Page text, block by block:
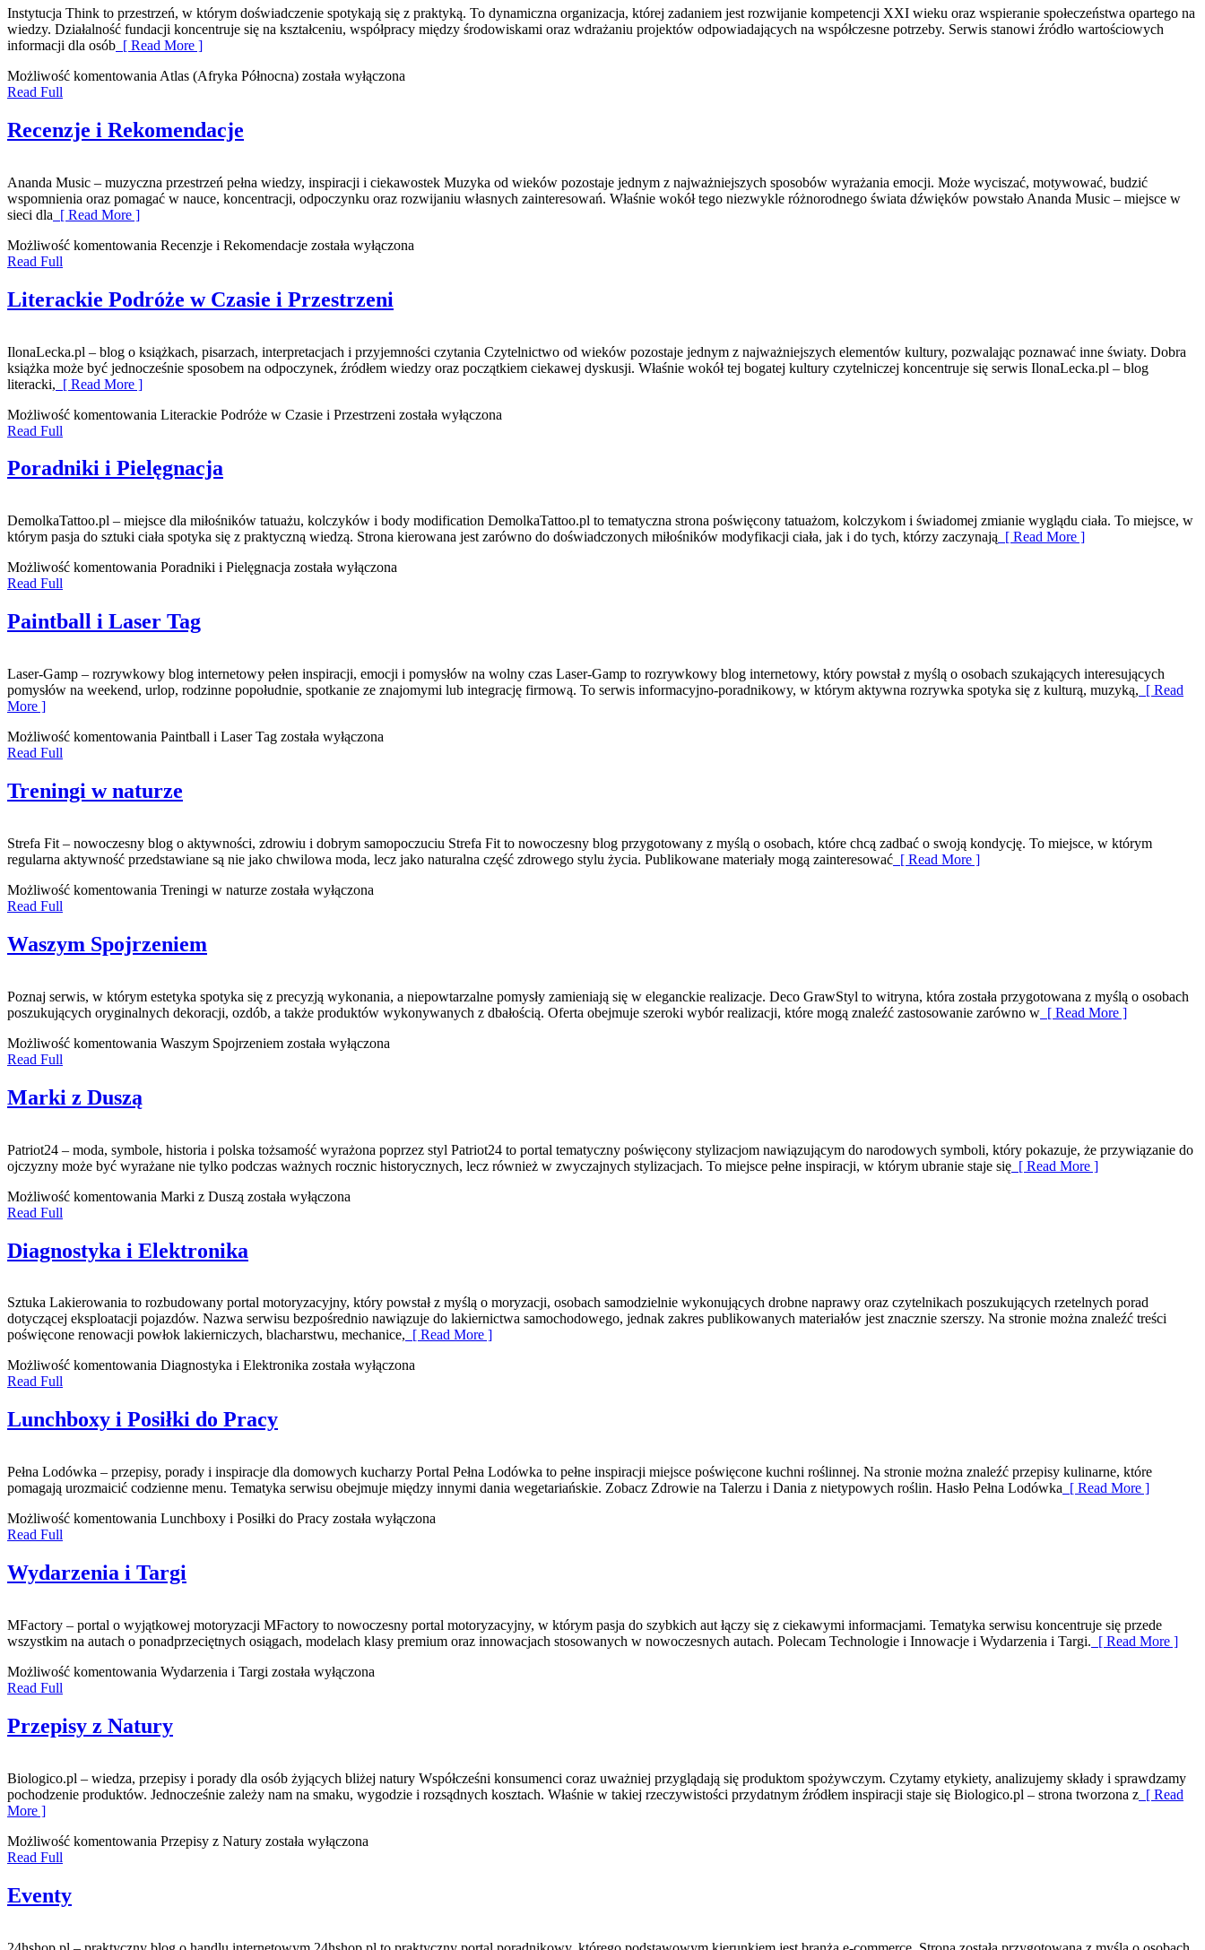
Instytucja Think to przestrzeń, w którym doświadczenie spotykają się z praktyką. To dynamiczna organizacja, której zadaniem jest rozwijanie kompetencji XXI wieku oraz wspieranie społeczeństwa opartego na
wiedzy. Działalność fundacji koncentruje się na kształceniu, współpracy między środowiskami oraz wdrażaniu projektów odpowiadających na współczesne potrzeby. Serwis stanowi źródło wartościowych
informacji dla osób [ Read More ]
Możliwość komentowania Atlas (Afryka Północna) została wyłączona
Read Full
Recenzje i Rekomendacje
Ananda Music – muzyczna przestrzeń pełna wiedzy, inspiracji i ciekawostek Muzyka od wieków pozostaje jednym z najważniejszych sposobów wyrażania emocji. Może wyciszać, motywować, budzić
wspomnienia oraz pomagać w nauce, koncentracji, odpoczynku oraz rozwijaniu własnych zainteresowań. Właśnie wokół tego niezwykle różnorodnego świata dźwięków powstało Ananda Music – miejsce w
sieci dla [ Read More ]
Możliwość komentowania Recenzje i Rekomendacje została wyłączona
Read Full
Literackie Podróże w Czasie i Przestrzeni
IlonaLecka.pl – blog o książkach, pisarzach, interpretacjach i przyjemności czytania Czytelnictwo od wieków pozostaje jednym z najważniejszych elementów kultury, pozwalając poznawać inne światy. Dobra
książka może być jednocześnie sposobem na odpoczynek, źródłem wiedzy oraz początkiem ciekawej dyskusji. Właśnie wokół tej bogatej kultury czytelniczej koncentruje się serwis IlonaLecka.pl – blog
literacki, [ Read More ]
Możliwość komentowania Literackie Podróże w Czasie i Przestrzeni została wyłączona
Read Full
Poradniki i Pielęgnacja
DemolkaTattoo.pl – miejsce dla miłośników tatuażu, kolczyków i body modification DemolkaTattoo.pl to tematyczna strona poświęcony tatuażom, kolczykom i świadomej zmianie wyglądu ciała. To miejsce, w
którym pasja do sztuki ciała spotyka się z praktyczną wiedzą. Strona kierowana jest zarówno do doświadczonych miłośników modyfikacji ciała, jak i do tych, którzy zaczynają [ Read More ]
Możliwość komentowania Poradniki i Pielęgnacja została wyłączona
Read Full
Paintball i Laser Tag
Laser-Gamp – rozrywkowy blog internetowy pełen inspiracji, emocji i pomysłów na wolny czas Laser-Gamp to rozrywkowy blog internetowy, który powstał z myślą o osobach szukających interesujących
pomysłów na weekend, urlop, rodzinne popołudnie, spotkanie ze znajomymi lub integrację firmową. To serwis informacyjno-poradnikowy, w którym aktywna rozrywka spotyka się z kulturą, muzyką, [ Read
More ]
Możliwość komentowania Paintball i Laser Tag została wyłączona
Read Full
Treningi w naturze
Strefa Fit – nowoczesny blog o aktywności, zdrowiu i dobrym samopoczuciu Strefa Fit to nowoczesny blog przygotowany z myślą o osobach, które chcą zadbać o swoją kondycję. To miejsce, w którym
regularna aktywność przedstawiane są nie jako chwilowa moda, lecz jako naturalna część zdrowego stylu życia. Publikowane materiały mogą zainteresować [ Read More ]
Możliwość komentowania Treningi w naturze została wyłączona
Read Full
Waszym Spojrzeniem
Poznaj serwis, w którym estetyka spotyka się z precyzją wykonania, a niepowtarzalne pomysły zamieniają się w eleganckie realizacje. Deco GrawStyl to witryna, która została przygotowana z myślą o osobach
poszukujących oryginalnych dekoracji, ozdób, a także produktów wykonywanych z dbałością. Oferta obejmuje szeroki wybór realizacji, które mogą znaleźć zastosowanie zarówno w [ Read More ]
Możliwość komentowania Waszym Spojrzeniem została wyłączona
Read Full
Marki z Duszą
Patriot24 – moda, symbole, historia i polska tożsamość wyrażona poprzez styl Patriot24 to portal tematyczny poświęcony stylizacjom nawiązującym do narodowych symboli, który pokazuje, że przywiązanie do
ojczyzny może być wyrażane nie tylko podczas ważnych rocznic historycznych, lecz również w zwyczajnych stylizacjach. To miejsce pełne inspiracji, w którym ubranie staje się [ Read More ]
Możliwość komentowania Marki z Duszą została wyłączona
Read Full
Diagnostyka i Elektronika
Sztuka Lakierowania to rozbudowany portal motoryzacyjny, który powstał z myślą o moryzacji, osobach samodzielnie wykonujących drobne naprawy oraz czytelnikach poszukujących rzetelnych porad
dotyczącej eksploatacji pojazdów. Nazwa serwisu bezpośrednio nawiązuje do lakiernictwa samochodowego, jednak zakres publikowanych materiałów jest znacznie szerszy. Na stronie można znaleźć treści
poświęcone renowacji powłok lakierniczych, blacharstwu, mechanice, [ Read More ]
Możliwość komentowania Diagnostyka i Elektronika została wyłączona
Read Full
Lunchboxy i Posiłki do Pracy
Pełna Lodówka – przepisy, porady i inspiracje dla domowych kucharzy Portal Pełna Lodówka to pełne inspiracji miejsce poświęcone kuchni roślinnej. Na stronie można znaleźć przepisy kulinarne, które
pomagają urozmaicić codzienne menu. Tematyka serwisu obejmuje między innymi dania wegetariańskie. Zobacz Zdrowie na Talerzu i Dania z nietypowych roślin. Hasło Pełna Lodówka [ Read More ]
Możliwość komentowania Lunchboxy i Posiłki do Pracy została wyłączona
Read Full
Wydarzenia i Targi
MFactory – portal o wyjątkowej motoryzacji MFactory to nowoczesny portal motoryzacyjny, w którym pasja do szybkich aut łączy się z ciekawymi informacjami. Tematyka serwisu koncentruje się przede
wszystkim na autach o ponadprzeciętnych osiągach, modelach klasy premium oraz innowacjach stosowanych w nowoczesnych autach. Polecam Technologie i Innowacje i Wydarzenia i Targi. [ Read More ]
Możliwość komentowania Wydarzenia i Targi została wyłączona
Read Full
Przepisy z Natury
Biologico.pl – wiedza, przepisy i porady dla osób żyjących bliżej natury Współcześni konsumenci coraz uważniej przyglądają się produktom spożywczym. Czytamy etykiety, analizujemy składy i sprawdzamy
pochodzenie produktów. Jednocześnie zależy nam na smaku, wygodzie i rozsądnych kosztach. Właśnie w takiej rzeczywistości przydatnym źródłem inspiracji staje się Biologico.pl – strona tworzona z [ Read
More ]
Możliwość komentowania Przepisy z Natury została wyłączona
Read Full
Eventy